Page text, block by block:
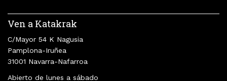
Ven a Katakrak
C/Mayor 54 K Nagusia
Pamplona-Iruñea
31001 Navarra-Nafarroa
Abierto de lunes a sábado